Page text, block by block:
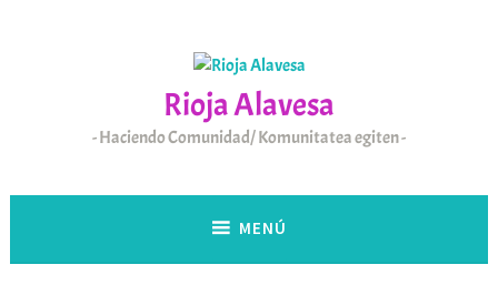
Rioja Alavesa
Haciendo Comunidad/ Komunitatea egiten
MENÚ